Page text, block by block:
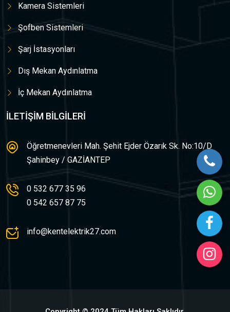
Kamera Sistemleri
Şofben Sistemleri
Şarj İstasyonları
Dış Mekan Aydınlatma
İç Mekan Aydınlatma
İLETIŞIM BILGILERI
Öğretmenevleri Mah. Şehit Ejder Özarık Sk. No:10/D Şahinbey / GAZİANTEP
0 532 677 35 96
0 542 657 87 75
info@kentelektrik27.com